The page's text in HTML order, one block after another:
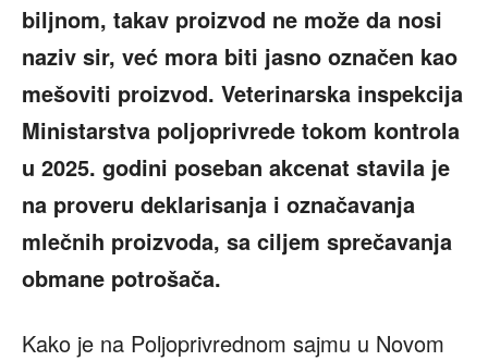
biljnom, takav proizvod ne može da nosi
naziv sir, već mora biti jasno označen kao
mešoviti proizvod. Veterinarska inspekcija
Ministarstva poljoprivrede tokom kontrola
u 2025. godini poseban akcenat stavila je
na proveru deklarisanja i označavanja
mlečnih proizvoda, sa ciljem sprečavanja
obmane potrošača.
Kako je na Poljoprivrednom sajmu u Novom